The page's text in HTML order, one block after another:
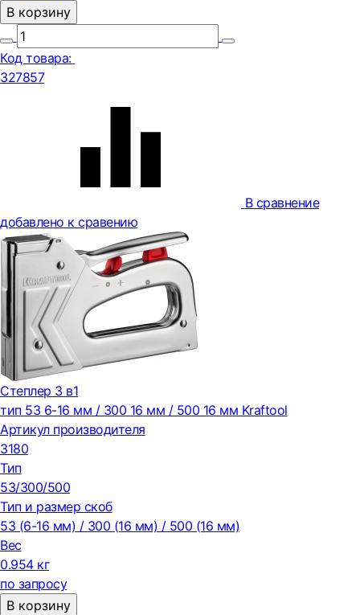
В корзину
Код товара:
327857
В сравнение
добавлено к сравению
Степлер 3 в1
тип 53 6-16 мм / 300 16 мм / 500 16 мм Kraftool
Артикул производителя
3180
Тип
53/300/500
Тип и размер скоб
53 (6-16 мм) / 300 (16 мм) / 500 (16 мм)
Вес
0.954 кг
по запросу
В корзину